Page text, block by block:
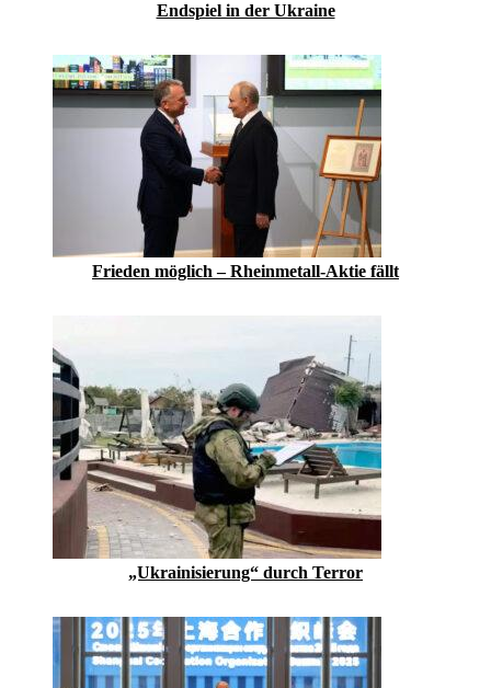
Endspiel in der Ukraine
Frieden möglich – Rheinmetall-Aktie fällt
„Ukrainisierung“ durch Terror